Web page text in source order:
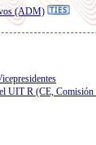
(ADM)
UIT R (CE,